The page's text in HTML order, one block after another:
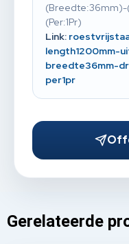
(Per:1Pr)
Link:
length1200mm-
breedte36mm-
per1pr
Gerelateerde